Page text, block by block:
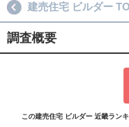
建売住宅 ビルダー
調査概要
この建売住宅 ビルダー 近畿ラン